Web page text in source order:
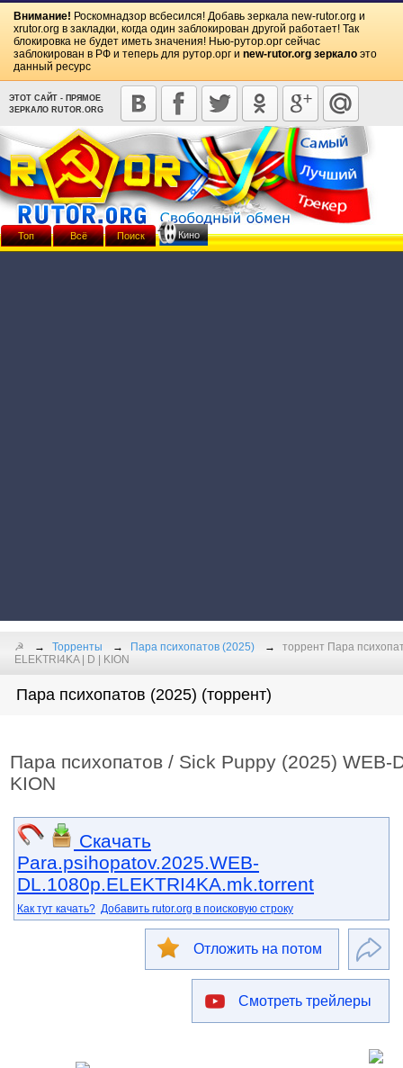
Внимание! Роскомнадзор всбесился! Добавь зеркала new-rutor.org и
xrutor.org в закладки, когда один заблокирован другой работает! Так
блокировка не будет иметь значения! Нью-рутор.орг сейчас
заблокирован в РФ и теперь для рутор.орг и new-rutor.org зеркало это
данный ресурс
ЭТОТ САЙТ - ПРЯМОЕ
ЗЕРКАЛО RUTOR.ORG
☭ Торренты Пара психопатов (2025)
торрент Пара
ELEKTRI4KA | D | KION
Пара психопатов (2025) (торрент)
Пара психопатов / Sick Puppy (2025) WEB-
KION
Скачать
Para.psihopatov.2025.WEB-
DL.1080p.ELEKTRI4KA.mk.torrent
Как тут качать? Добавить rutor.org в поисковую строку
Отложить на потом
Смотреть трейлеры